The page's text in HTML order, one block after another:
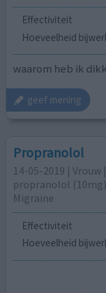
Effectiviteit
Hoeveelheid
waarom heb ik
geef mening
Propranolol
14-05-2019 | Vrouw
propranolol (10mg)
Migraine
Effectiviteit
Hoeveelheid